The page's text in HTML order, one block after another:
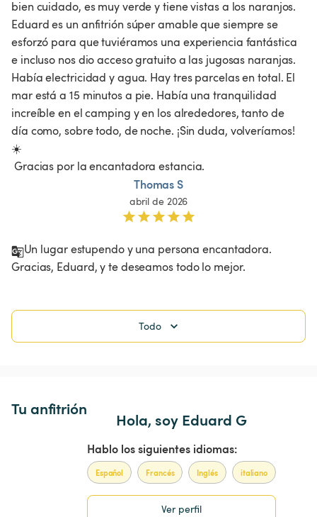
bien cuidado, es muy verde y tiene vistas a los naranjos.
Eduard es un anfitrión súper amable que siempre se
esforzó para que tuviéramos una experiencia fantástica
e incluso nos dio acceso gratuito a las jugosas naranjas.
Había electricidad y agua. Hay tres parcelas en total. El
mar está a 15 minutos a pie. Había una tranquilidad
increíble en el camping y en los alrededores, tanto de
día como, sobre todo, de noche. ¡Sin duda, volveríamos!
☀️
Gracias por la encantadora estancia.
Thomas S
abril de 2026
Un lugar estupendo y una persona encantadora.
Gracias, Eduard, y te deseamos todo lo mejor.
Todo
Tu anfitrión
Hola, soy Eduard G
Hablo los siguientes idiomas:
Español Francés Inglés italiano
Ver perfil